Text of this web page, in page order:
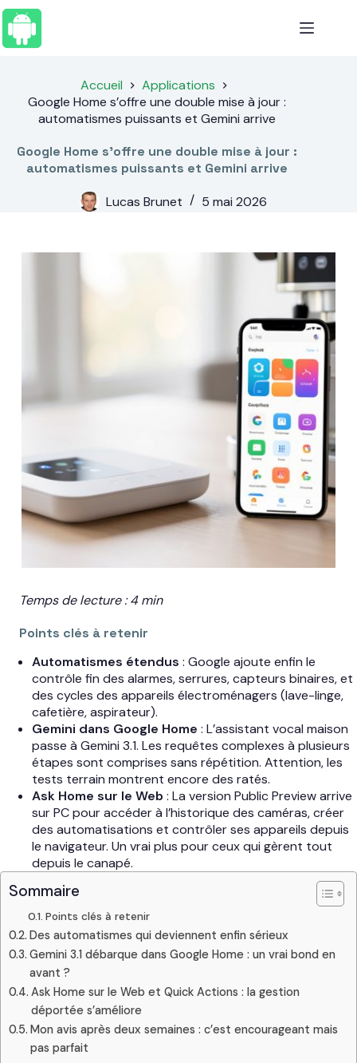
Passer
au
contenu
Accueil
Applications
Google Home s’offre une double mise à jour :
automatismes puissants et Gemini arrive
Google Home s’offre une double mise à jour :
automatismes puissants et Gemini arrive
Lucas Brunet
5 mai 2026
Temps de lecture : 4 min
Points clés à retenir
Automatismes étendus : Google ajoute enfin le
contrôle fin des alarmes, serrures, capteurs binaires, et
des cycles des appareils électroménagers (lave-linge,
cafetière, aspirateur).
Gemini dans Google Home : L’assistant vocal maison
passe à Gemini 3.1. Les requêtes complexes à plusieurs
étapes sont comprises sans répétition. Attention, les
tests terrain montrent encore des ratés.
Ask Home sur le Web : La version Public Preview arrive
sur PC pour accéder à l’historique des caméras, créer
des automatisations et contrôler ses appareils depuis
le navigateur. Un vrai plus pour ceux qui gèrent tout
depuis le canapé.
Sommaire
Points clés à retenir
Des automatismes qui deviennent enfin sérieux
Gemini 3.1 débarque dans Google Home : un vrai bond en
avant ?
Ask Home sur le Web et Quick Actions : la gestion
déportée s’améliore
Mon avis après deux semaines : c’est encourageant mais
pas parfait